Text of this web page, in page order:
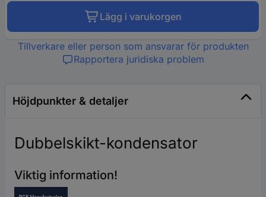
Lägg i varukorgen
Tillverkare eller person som ansvarar för produkten
Rapportera juridiska problem
Höjdpunkter & detaljer
Dubbelskikt-kondensator
Viktig information!